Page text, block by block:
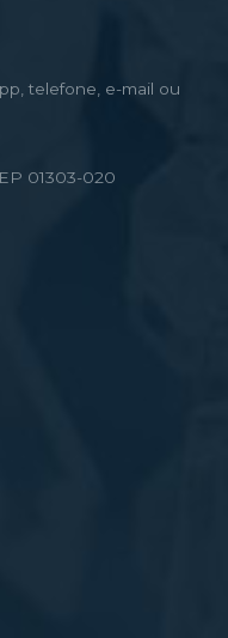
telefone, e-mail ou
01303-020